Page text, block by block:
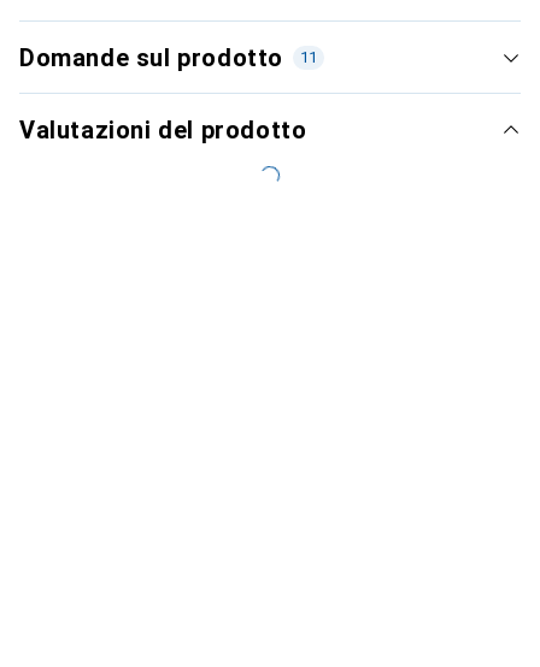
Domande sul prodotto 11
Valutazioni del prodotto